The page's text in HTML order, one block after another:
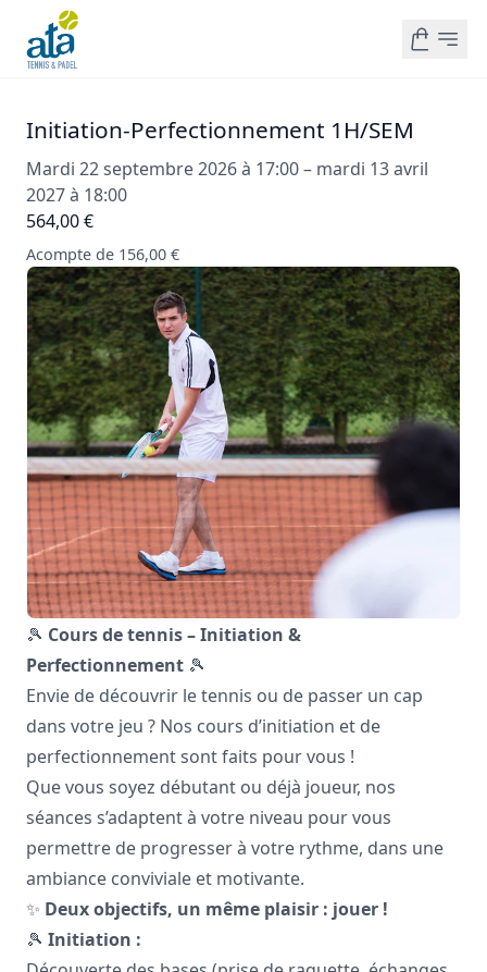
Initiation-Perfectionnement 1H/SEM
Mardi 22 septembre 2026 à 17:00 – mardi 13 avril
2027 à 18:00
564,00 €
Acompte de 156,00 €
🎾 Cours de tennis – Initiation &
Perfectionnement 🎾
Envie de découvrir le tennis ou de passer un cap
dans votre jeu ? Nos cours d’initiation et de
perfectionnement sont faits pour vous !
Que vous soyez débutant ou déjà joueur, nos
séances s’adaptent à votre niveau pour vous
permettre de progresser à votre rythme, dans une
ambiance conviviale et motivante.
✨ Deux objectifs, un même plaisir : jouer !
🎾 Initiation :